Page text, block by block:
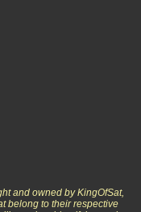
and owned by KingOfSat,
belong to their respective